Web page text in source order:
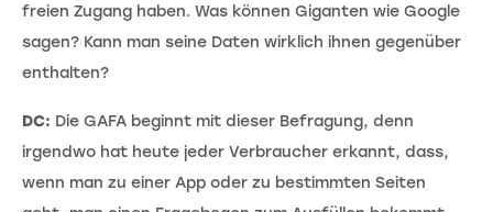
freien Zugang haben. Was können Giganten wie Google
sagen? Kann man seine Daten wirklich ihnen gegenüber
enthalten?
DC: Die GAFA beginnt mit dieser Befragung, denn
irgendwo hat heute jeder Verbraucher erkannt, dass,
wenn man zu einer App oder zu bestimmten Seiten